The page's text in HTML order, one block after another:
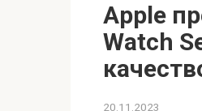
Apple
Watch
20.11.2023